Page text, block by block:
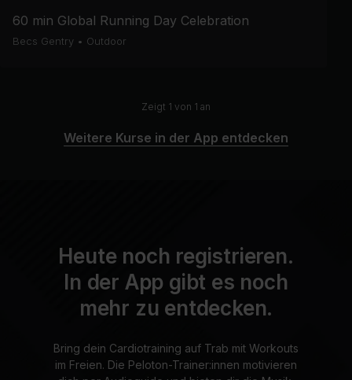
60 min Global Running Day Celebration
Becs Gentry • Outdoor
Zeigt 1 von 1 an
Weitere Kurse in der App entdecken
Heute noch registrieren.
In der App gibt es noch
mehr zu entdecken.
Bring dein Cardiotraining auf Trab mit Workouts
im Freien. Die Peloton-Trainer:innen motivieren